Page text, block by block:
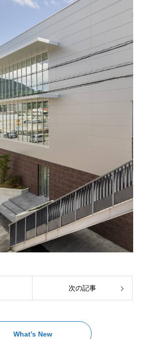
次の記事
What’s New